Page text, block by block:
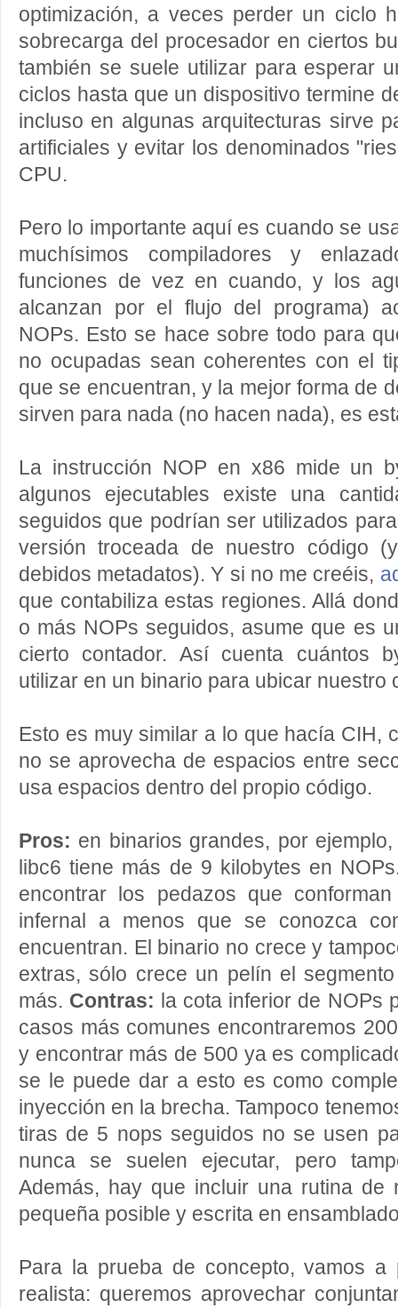
optimización, a veces perder un ciclo
sobrecarga del procesador en ciertos
también se suele utilizar para esperar
ciclos hasta que un dispositivo termine
incluso en algunas arquitecturas sirve
artificiales y evitar los denominados
CPU.
Pero lo importante aquí es cuando se
muchísimos compiladores y
funciones de vez en cuando, y los
alcanzan por el flujo del programa)
NOPs. Esto se hace sobre todo para
no ocupadas sean coherentes con el
que se encuentran, y la mejor forma de
sirven para nada (no hacen nada), es
La instrucción NOP en x86 mide un
algunos ejecutables existe una
seguidos que podrían ser utilizados
versión troceada de nuestro código
debidos metadatos). Y si no me creéis,
que contabiliza estas regiones. Allá
o más NOPs seguidos, asume que es
cierto contador. Así cuenta cuántos
utilizar en un binario para ubicar nuestro
Esto es muy similar a lo que hacía CIH,
no se aprovecha de espacios entre
usa espacios dentro del propio código.
Pros: en binarios grandes, por
libc6 tiene más de 9 kilobytes en
encontrar los pedazos que
infernal a menos que se conozca
encuentran. El binario no crece y
extras, sólo crece un pelín el
más. Contras: la cota inferior de NOPs
casos más comunes encontraremos
y encontrar más de 500 ya es
se le puede dar a esto es como
inyección en la brecha. Tampoco
tiras de 5 nops seguidos no se usen
nunca se suelen ejecutar, pero
Además, hay que incluir una rutina de
pequeña posible y escrita en
Para la prueba de concepto, vamos
realista: queremos aprovechar